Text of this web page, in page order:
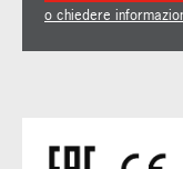
o chiedere